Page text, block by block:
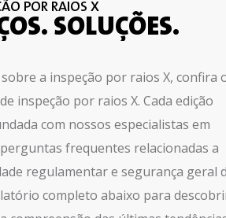
POR RAIOS X
SOLUÇÕES.
a inspeção por raios X, confira
inspeção por raios X. Cada edição
com nossos especialistas em
frequentes relacionadas a
regulamentar e segurança geral
completo abaixo para